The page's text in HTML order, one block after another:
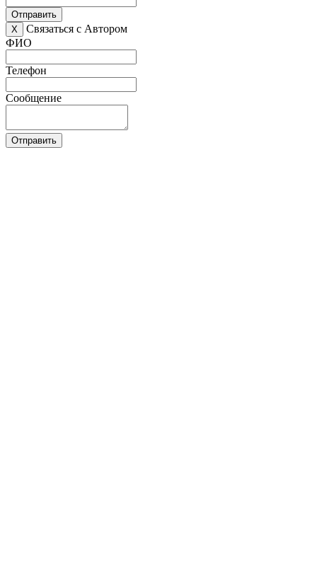
Отправить
X
Связаться с Автором
ФИО
Телефон
Сообщение
Отправить